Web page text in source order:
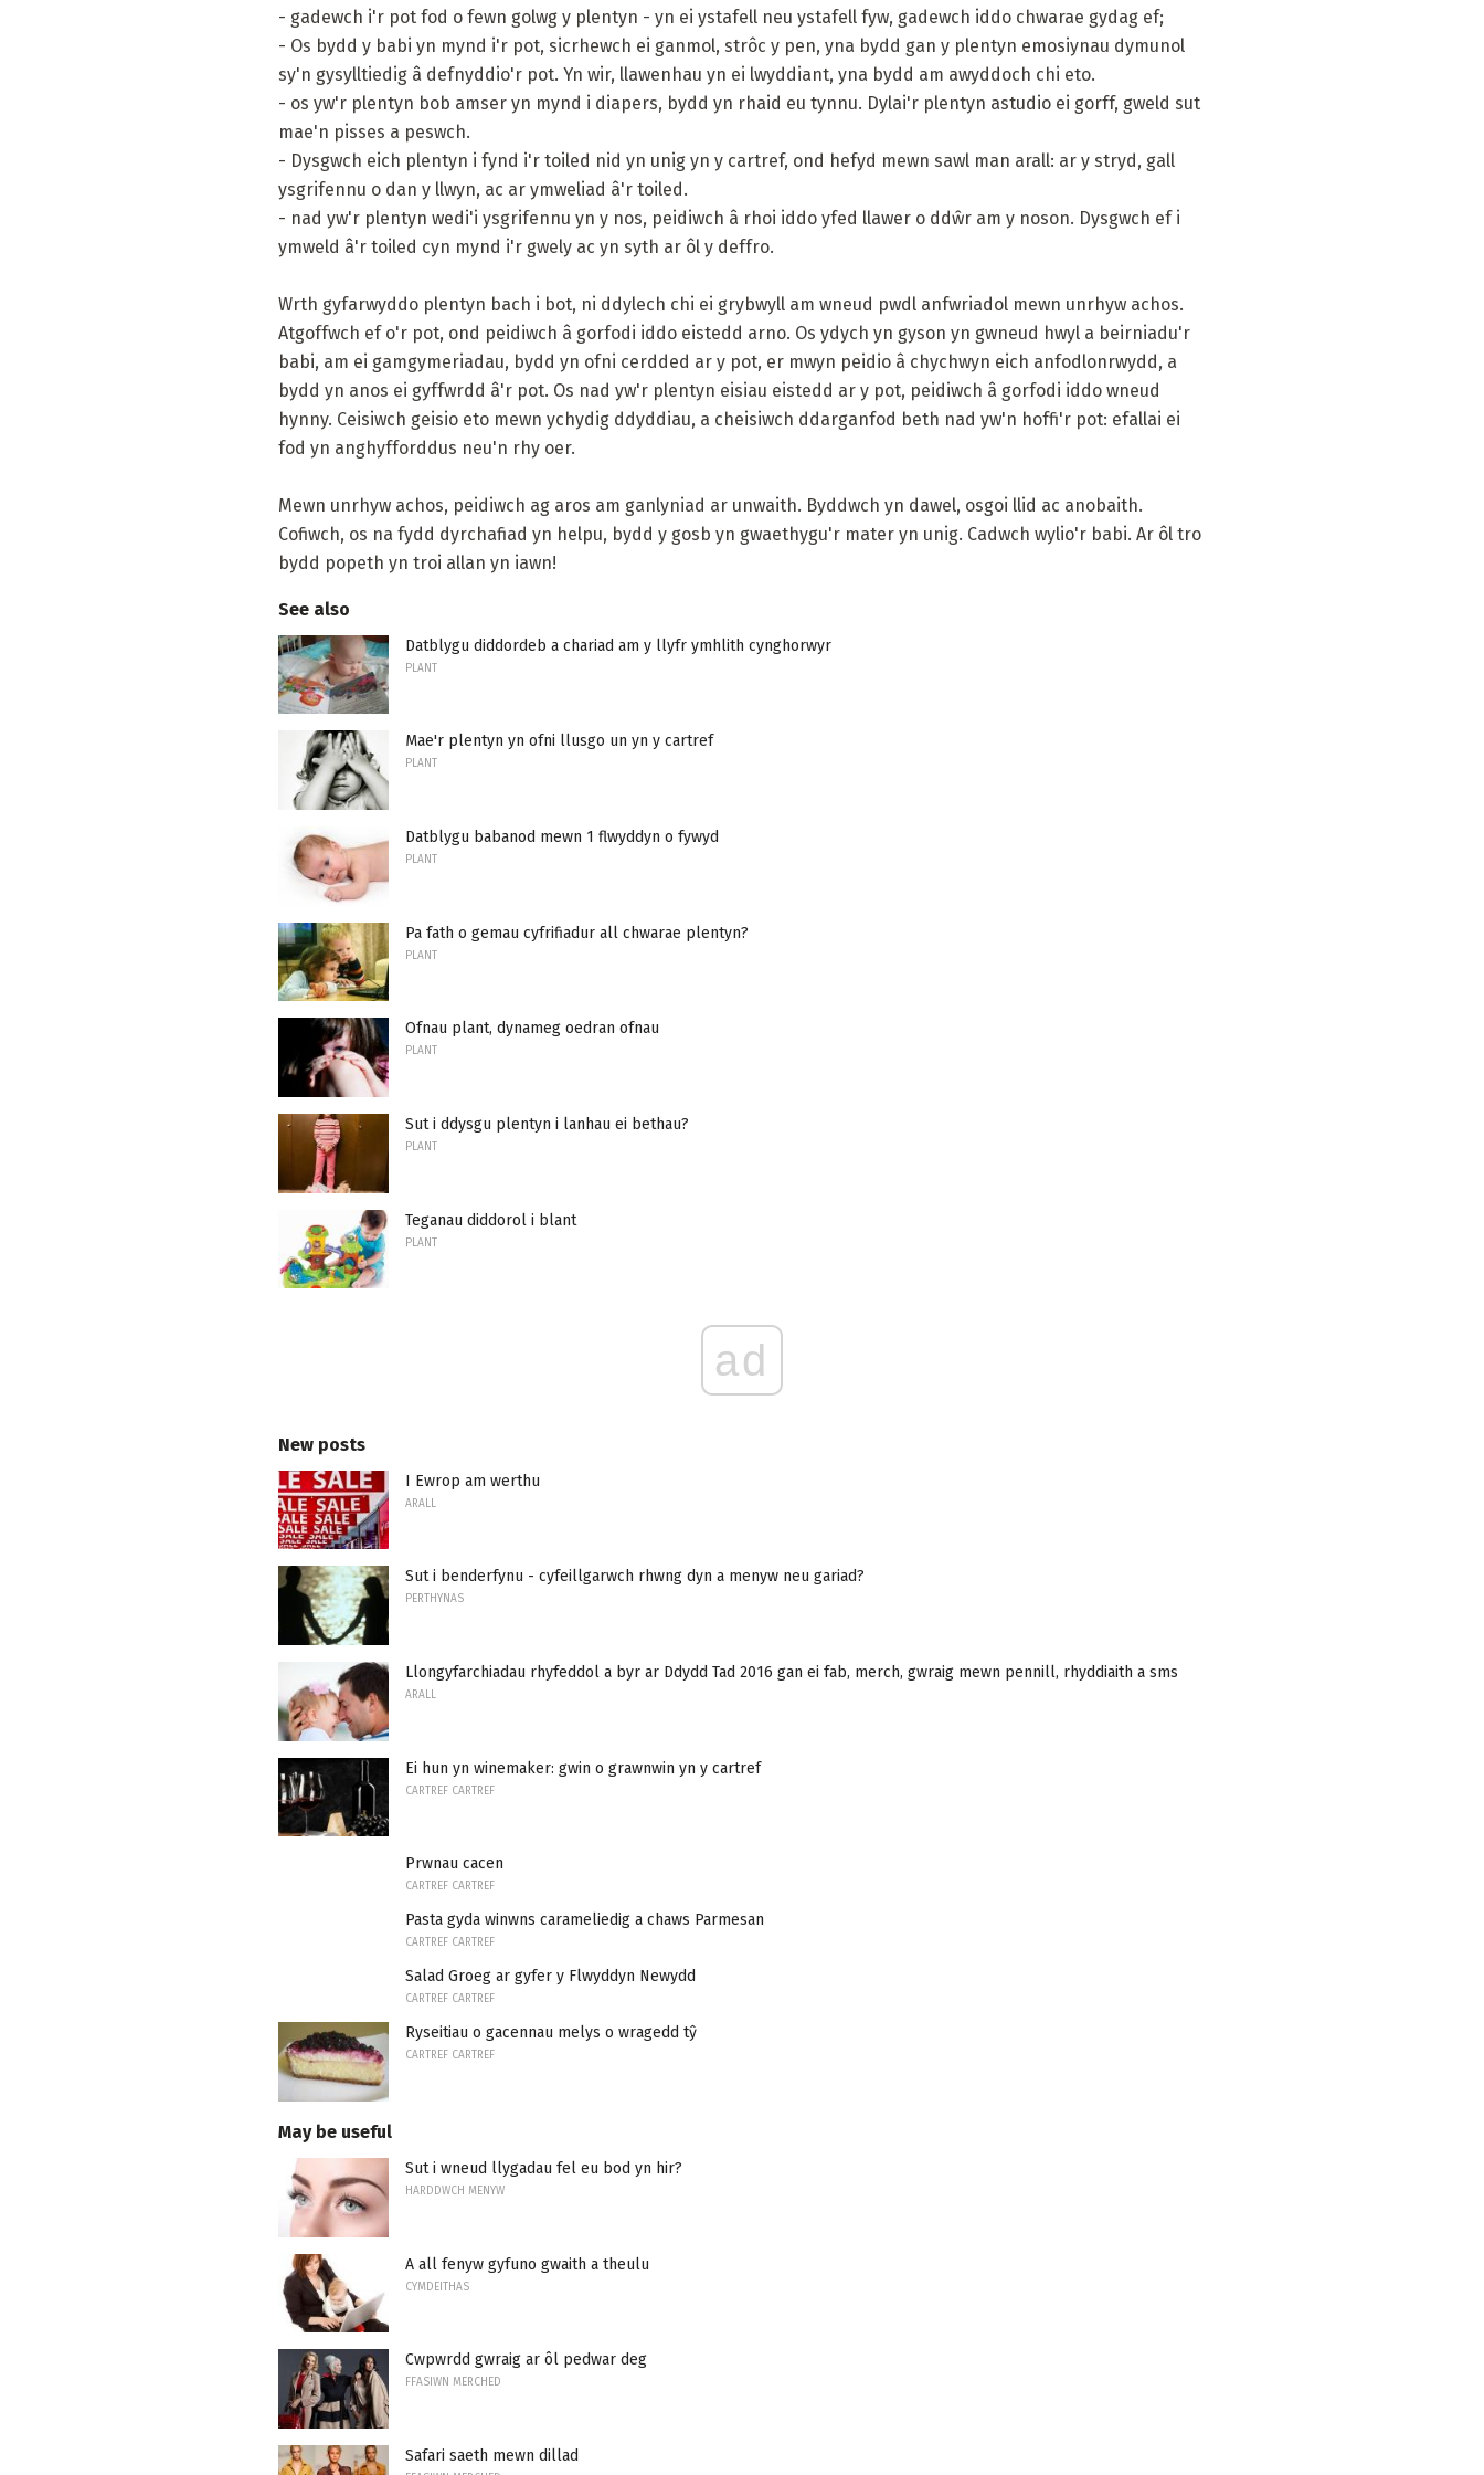
- gadewch i'r pot fod o fewn golwg y plentyn - yn ei ystafell neu ystafell fyw, gadewch iddo chwarae gydag ef;
- Os bydd y babi yn mynd i'r pot, sicrhewch ei ganmol, strôc y pen, yna bydd gan y plentyn emosiynau dymunol
sy'n gysylltiedig â defnyddio'r pot. Yn wir, llawenhau yn ei lwyddiant, yna bydd am awyddoch chi eto.
- os yw'r plentyn bob amser yn mynd i diapers, bydd yn rhaid eu tynnu. Dylai'r plentyn astudio ei gorff, gweld sut
mae'n pisses a peswch.
- Dysgwch eich plentyn i fynd i'r toiled nid yn unig yn y cartref, ond hefyd mewn sawl man arall: ar y stryd, gall
ysgrifennu o dan y llwyn, ac ar ymweliad â'r toiled.
- nad yw'r plentyn wedi'i ysgrifennu yn y nos, peidiwch â rhoi iddo yfed llawer o ddŵr am y noson. Dysgwch ef i
ymweld â'r toiled cyn mynd i'r gwely ac yn syth ar ôl y deffro.
Wrth gyfarwyddo plentyn bach i bot, ni ddylech chi ei grybwyll am wneud pwdl anfwriadol mewn unrhyw achos.
Atgoffwch ef o'r pot, ond peidiwch â gorfodi iddo eistedd arno. Os ydych yn gyson yn gwneud hwyl a beirniadu'r
babi, am ei gamgymeriadau, bydd yn ofni cerdded ar y pot, er mwyn peidio â chychwyn eich anfodlonrwydd, a
bydd yn anos ei gyffwrdd â'r pot. Os nad yw'r plentyn eisiau eistedd ar y pot, peidiwch â gorfodi iddo wneud
hynny. Ceisiwch geisio eto mewn ychydig ddyddiau, a cheisiwch ddarganfod beth nad yw'n hoffi'r pot: efallai ei
fod yn anghyfforddus neu'n rhy oer.
Mewn unrhyw achos, peidiwch ag aros am ganlyniad ar unwaith. Byddwch yn dawel, osgoi llid ac anobaith.
Cofiwch, os na fydd dyrchafiad yn helpu, bydd y gosb yn gwaethygu'r mater yn unig. Cadwch wylio'r babi. Ar ôl tro
bydd popeth yn troi allan yn iawn!
See also
Datblygu diddordeb a chariad am y llyfr ymhlith cynghorwyr
PLANT
Mae'r plentyn yn ofni llusgo un yn y cartref
PLANT
Datblygu babanod mewn 1 flwyddyn o fywyd
PLANT
Pa fath o gemau cyfrifiadur all chwarae plentyn?
PLANT
Ofnau plant, dynameg oedran ofnau
PLANT
Sut i ddysgu plentyn i lanhau ei bethau?
PLANT
Teganau diddorol i blant
PLANT
ad
New posts
I Ewrop am werthu
ARALL
Sut i benderfynu - cyfeillgarwch rhwng dyn a menyw neu gariad?
PERTHYNAS
Llongyfarchiadau rhyfeddol a byr ar Ddydd Tad 2016 gan ei fab, merch, gwraig mewn pennill, rhyddiaith a sms
ARALL
Ei hun yn winemaker: gwin o grawnwin yn y cartref
CARTREF CARTREF
Prwnau cacen
CARTREF CARTREF
Pasta gyda winwns carameliedig a chaws Parmesan
CARTREF CARTREF
Salad Groeg ar gyfer y Flwyddyn Newydd
CARTREF CARTREF
Ryseitiau o gacennau melys o wragedd tŷ
CARTREF CARTREF
May be useful
Sut i wneud llygadau fel eu bod yn hir?
HARDDWCH MENYW
A all fenyw gyfuno gwaith a theulu
CYMDEITHAS
Cwpwrdd gwraig ar ôl pedwar deg
FFASIWN MERCHED
Safari saeth mewn dillad